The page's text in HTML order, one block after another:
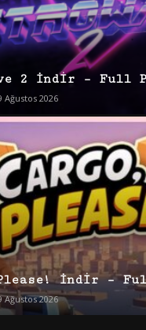
2 İndir – Full
Ağustos 2026
İndir –
Ağustos 2026